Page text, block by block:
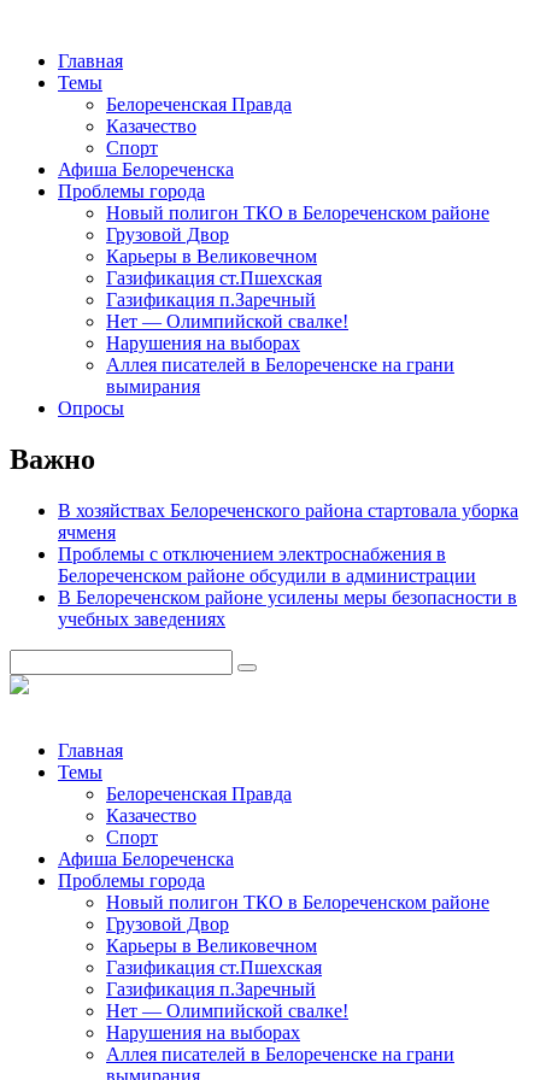
Главная
Темы
Белореченская Правда
Казачество
Спорт
Афиша Белореченска
Проблемы города
Новый полигон ТКО в Белореченском районе
Грузовой Двор
Карьеры в Великовечном
Газификация ст.Пшехская
Газификация п.Заречный
Нет — Олимпийской свалке!
Нарушения на выборах
Аллея писателей в Белореченске на грани
вымирания
Опросы
Важно
В хозяйствах Белореченского района стартовала уборка
ячменя
Проблемы с отключением электроснабжения в
Белореченском районе обсудили в администрации
В Белореченском районе усилены меры безопасности в
учебных заведениях
Главная
Темы
Белореченская Правда
Казачество
Спорт
Афиша Белореченска
Проблемы города
Новый полигон ТКО в Белореченском районе
Грузовой Двор
Карьеры в Великовечном
Газификация ст.Пшехская
Газификация п.Заречный
Нет — Олимпийской свалке!
Нарушения на выборах
Аллея писателей в Белореченске на грани
вымирания